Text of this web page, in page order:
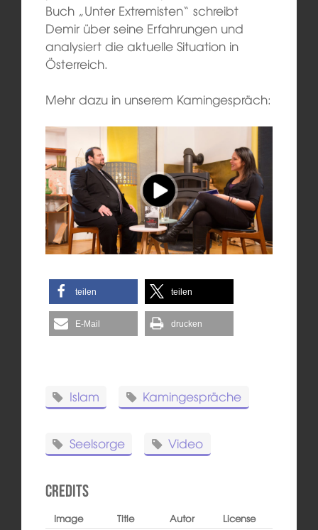
Buch „Unter Extremisten“ schreibt
Demir über seine Erfahrungen und
analysiert die aktuelle Situation in
Österreich.
Mehr dazu in unserem Kamingespräch:
teilen teilen
E-Mail drucken
Islam Kamingespräche
Seelsorge Video
Credits
Image Title Autor
License